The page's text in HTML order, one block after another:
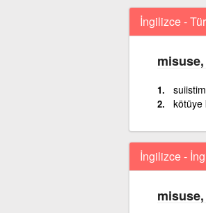
İngilizce -
kötüye
İngilizce -